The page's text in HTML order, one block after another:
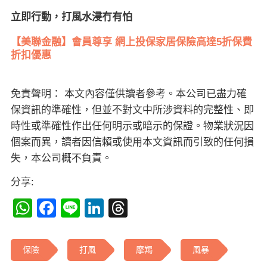
立即行動，打風水浸冇有怕
【美聯金融】會員尊享 網上投保家居保險高達5折保費
折扣優惠
免責聲明： 本文內容僅供讀者參考。本公司已盡力確
保資訊的準確性，但並不對文中所涉資料的完整性、即
時性或準確性作出任何明示或暗示的保證。物業狀況因
個案而異，讀者因信賴或使用本文資訊而引致的任何損
失，本公司概不負責。
分享:
WhatsApp
Facebook
LineLinkedIn
保險 打風 摩羯 風暴